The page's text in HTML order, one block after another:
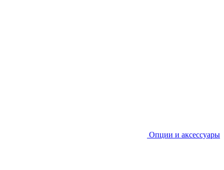
Опции и аксессуары